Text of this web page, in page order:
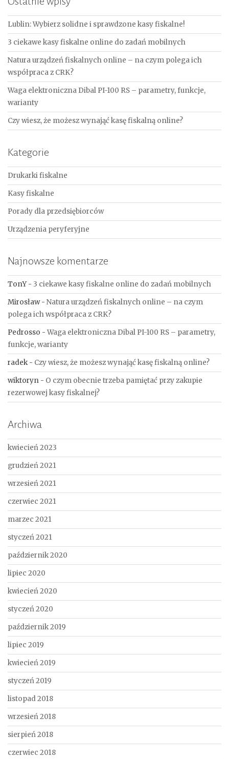
Lublin: Wybierz solidne i sprawdzone kasy fiskalne!
3 ciekawe kasy fiskalne online do zadań mobilnych
Natura urządzeń fiskalnych online – na czym polega ich
współpraca z CRK?
Waga elektroniczna Dibal PI-100 RS – parametry, funkcje,
warianty
Czy wiesz, że możesz wynająć kasę fiskalną online?
Kategorie
Drukarki fiskalne
Kasy fiskalne
Porady dla przedsiębiorców
Urządzenia peryferyjne
Najnowsze komentarze
TonY- 3 ciekawe kasy fiskalne online do zadań mobilnych
Mirosław- Natura urządzeń fiskalnych online – na czym
polega ich współpraca z CRK?
Pedrosso -Waga elektroniczna Dibal PI-100 RS – parametry,
funkcje, warianty
radek- Czy wiesz, że możesz wynająć kasę fiskalną online?
wiktoryn - O czym obecnie trzeba pamiętać przy zakupie
rezerwowej kasy fiskalnej?
Archiwa
kwiecień 2023
grudzień 2021
wrzesień 2021
czerwiec 2021
marzec 2021
styczeń 2021
październik 2020
lipiec 2020
kwiecień 2020
styczeń 2020
październik 2019
lipiec 2019
kwiecień 2019
styczeń 2019
listopad 2018
wrzesień 2018
sierpień 2018
czerwiec 2018